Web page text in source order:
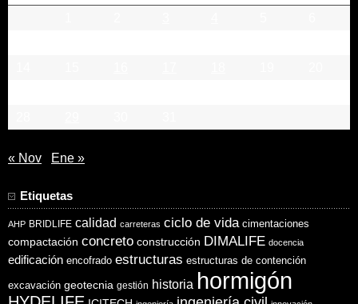
« Nov Ene »
Etiquetas
AHP BRIDLIFE calidad carreteras ciclo de vida cimentaciones
compactación concreto construcción DIMALIFE docencia
edificación encofrado estructuras estructuras de contención
excavación geotecnia gestión historia hormigón